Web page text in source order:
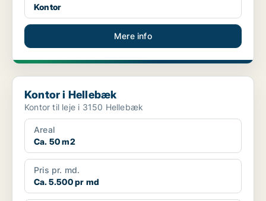
Kontor
Mere info
Kontor i Hellebæk
Kontor i Hellebæk
Kontor til leje i 3150 Hellebæk
Areal
Ca. 50 m2
Pris pr. md.
Ca. 5.500 pr md